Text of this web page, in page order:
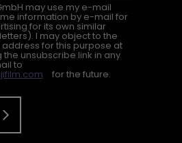
may use my e-mail
information by e-mail for
for its own similar
I may object to the
for this purpose at
the unsubscribe link in any
to
for the future.